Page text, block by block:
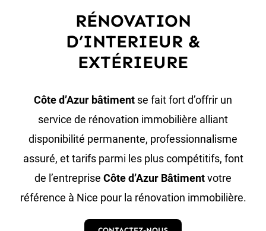
RÉNOVATION
D’INTERIEUR &
EXTÉRIEURE
Côte d’Azur bâtiment se fait fort d’offrir un
service de rénovation immobilière alliant
disponibilité permanente, professionnalisme
assuré, et tarifs parmi les plus compétitifs, font
de l’entreprise Côte d’Azur Bâtimentvotre
référence à Nice pour la rénovation immobilière.